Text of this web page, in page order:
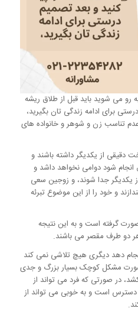
رو می شوید باید قبل از طلاق ریشه
برای ادامه زندگی تان بگیرید،
تناسب زن و شوهر و خانواده های
دقیقی از یکدیگر داشته باشند و
شود دوامی نخواهد داشد و
یکدیگر جدا شوند، و زوجین سعی
و خود را از این موضوع تبرئه
گرفته است و به این نتیجه
دو طرف مقصر می باشند.
دهد دیگری هیچ تلاشی نمی کند
صورت مشکل کوچک بسیار بزرگ و جدی
در صورتی که فرد می تواند از
است و به خوبی می تواند از